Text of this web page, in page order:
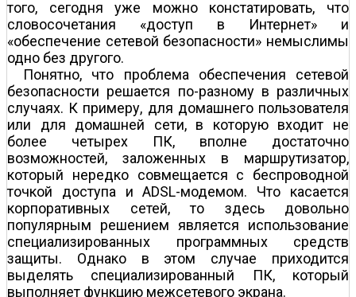
того, сегодня уже можно констатировать, что
словосочетания «доступ в Интернет» и
«обеспечение сетевой безопасности» немыслимы
одно без другого.
Понятно, что проблема обеспечения сетевой
безопасности решается по-разному в различных
случаях. К примеру, для домашнего пользователя
или для домашней сети, в которую входит не
более четырех ПК, вполне достаточно
возможностей, заложенных в маршрутизатор,
который нередко совмещается с беспроводной
точкой доступа и ADSL-модемом. Что касается
корпоративных сетей, то здесь довольно
популярным решением является использование
специализированных программных средств
защиты. Однако в этом случае приходится
выделять специализированный ПК, который
выполняет функцию межсетевого экрана.